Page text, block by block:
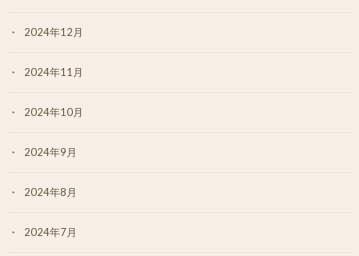
2024年12月
2024年11月
2024年10月
2024年9月
2024年8月
2024年7月